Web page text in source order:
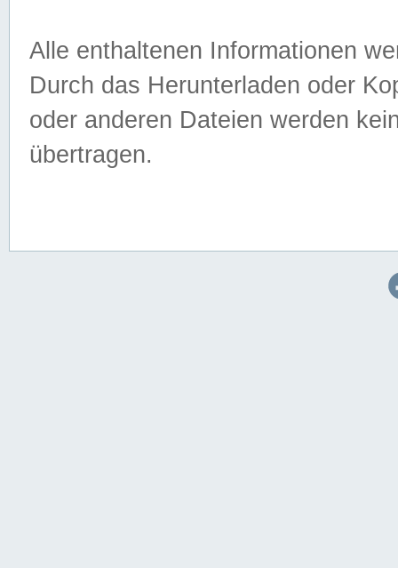
Alle enthaltenen Informationen
Durch das Herunterladen oder
oder anderen Dateien werden
übertragen.